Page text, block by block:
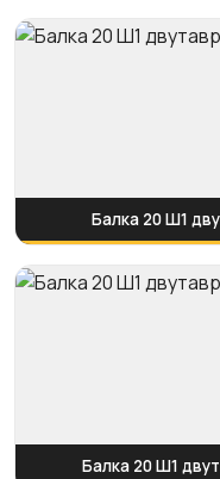
Балка 20 Ш1
Балка 20 Ш1